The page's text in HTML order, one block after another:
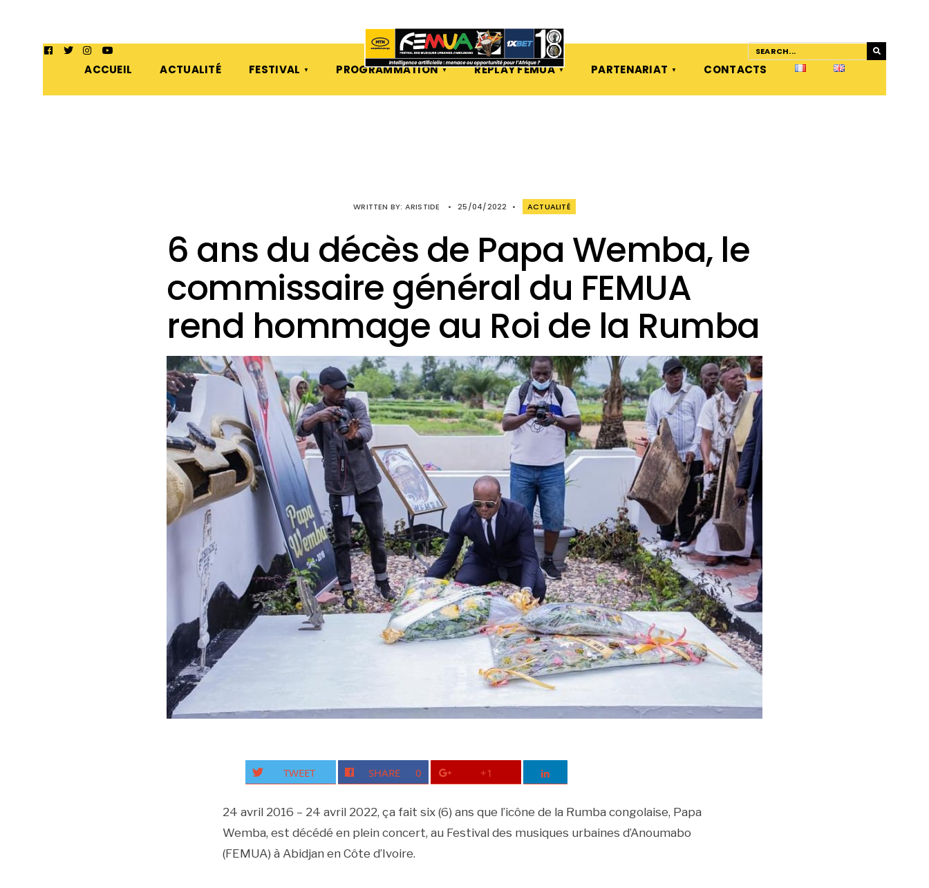
ACCUEIL ACTUALITÉ FESTIVAL PROGRAMMATION REPLAY FEMUA PARTENARIAT CONTACTS
WRITTEN BY: ARISTIDE • 25/04/2022 • ACTUALITÉ
6 ans du décès de Papa Wemba, le
commissaire général du FEMUA
rend hommage au Roi de la Rumba
TWEET SHARE 0 +1
24 avril 2016 – 24 avril 2022, ça fait six (6) ans que l’icône de la Rumba congolaise, Papa
Wemba, est décédé en plein concert, au Festival des musiques urbaines d’Anoumabo
(FEMUA) à Abidjan en Côte d’Ivoire.